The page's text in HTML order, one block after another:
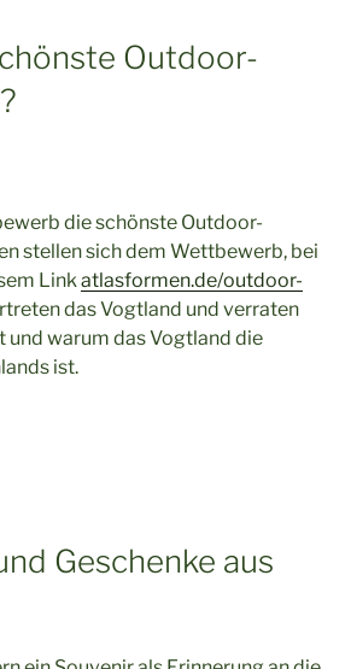
Outdoor-
die schönste Outdoor-
stellen sich dem Wettbewerb, bei
Linkatlasformen.de/outdoor-
das Vogtland und verraten
und warum das Vogtland die
ist.
Geschenke aus